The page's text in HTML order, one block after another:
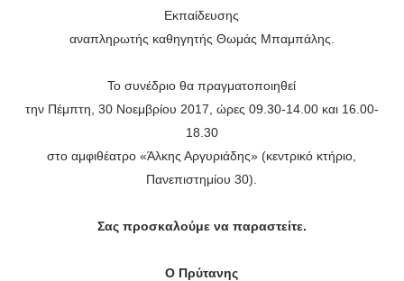
Εκπαίδευσης
αναπληρωτής καθηγητής Θωμάς Μπαμπάλης.
Το συνέδριο θα πραγματοποιηθεί
την Πέμπτη, 30 Νοεμβρίου 2017, ώρες 09.30-14.00 και 16.00-
18.30
στο αμφιθέατρο «Άλκης Αργυριάδης» (κεντρικό κτήριο,
Πανεπιστημίου 30).
Σας προσκαλούμε να παραστείτε.
Ο Πρύτανης